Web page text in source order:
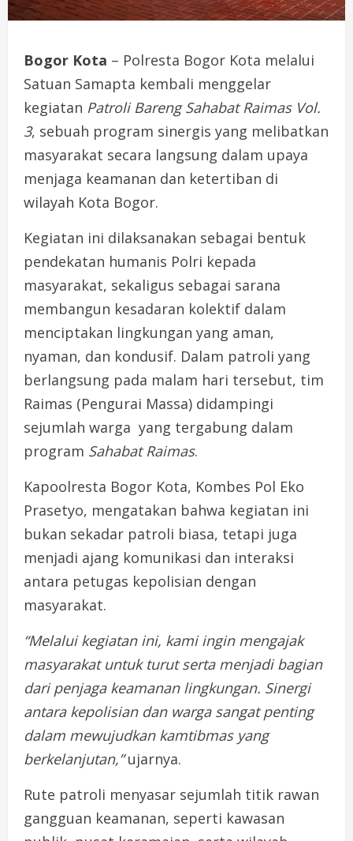
Bogor Kota – Polresta Bogor Kota melalui
Satuan Samapta kembali menggelar
kegiatan Patroli BarengSahabatRaimas Vol.
3, sebuah program sinergis yang melibatkan
masyarakat secara langsung dalam upaya
menjaga keamanan dan ketertiban di
wilayah Kota Bogor.
Kegiatan ini dilaksanakan sebagai bentuk
pendekatan humanis Polri kepada
masyarakat, sekaligus sebagai sarana
membangun kesadaran kolektif dalam
menciptakan lingkungan yang aman,
nyaman, dan kondusif. Dalam patroli yang
berlangsung pada malam hari tersebut, tim
Raimas (Pengurai Massa) didampingi
sejumlah warga yang tergabung dalam
program SahabatRaimas.
Kapoolresta Bogor Kota, Kombes Pol Eko
Prasetyo, mengatakan bahwa kegiatan ini
bukan sekadar patroli biasa, tetapi juga
menjadi ajang komunikasi dan interaksi
antara petugas kepolisian dengan
masyarakat.
“Melalui kegiatan ini, kami ingin mengajak
masyarakatuntuk turutserta menjadi bagian
dari penjaga keamanan lingkungan. Sinergi
antara kepolisian dan warga sangatpenting
dalam mewujudkan kamtibmas yang
berkelanjutan,” ujarnya.
Rute patroli menyasar sejumlah titik rawan
gangguan keamanan, seperti kawasan